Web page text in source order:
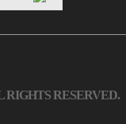
RIGHTS RESERVED.